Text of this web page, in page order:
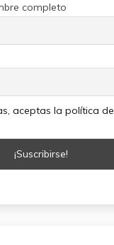
completo
aceptas la política de